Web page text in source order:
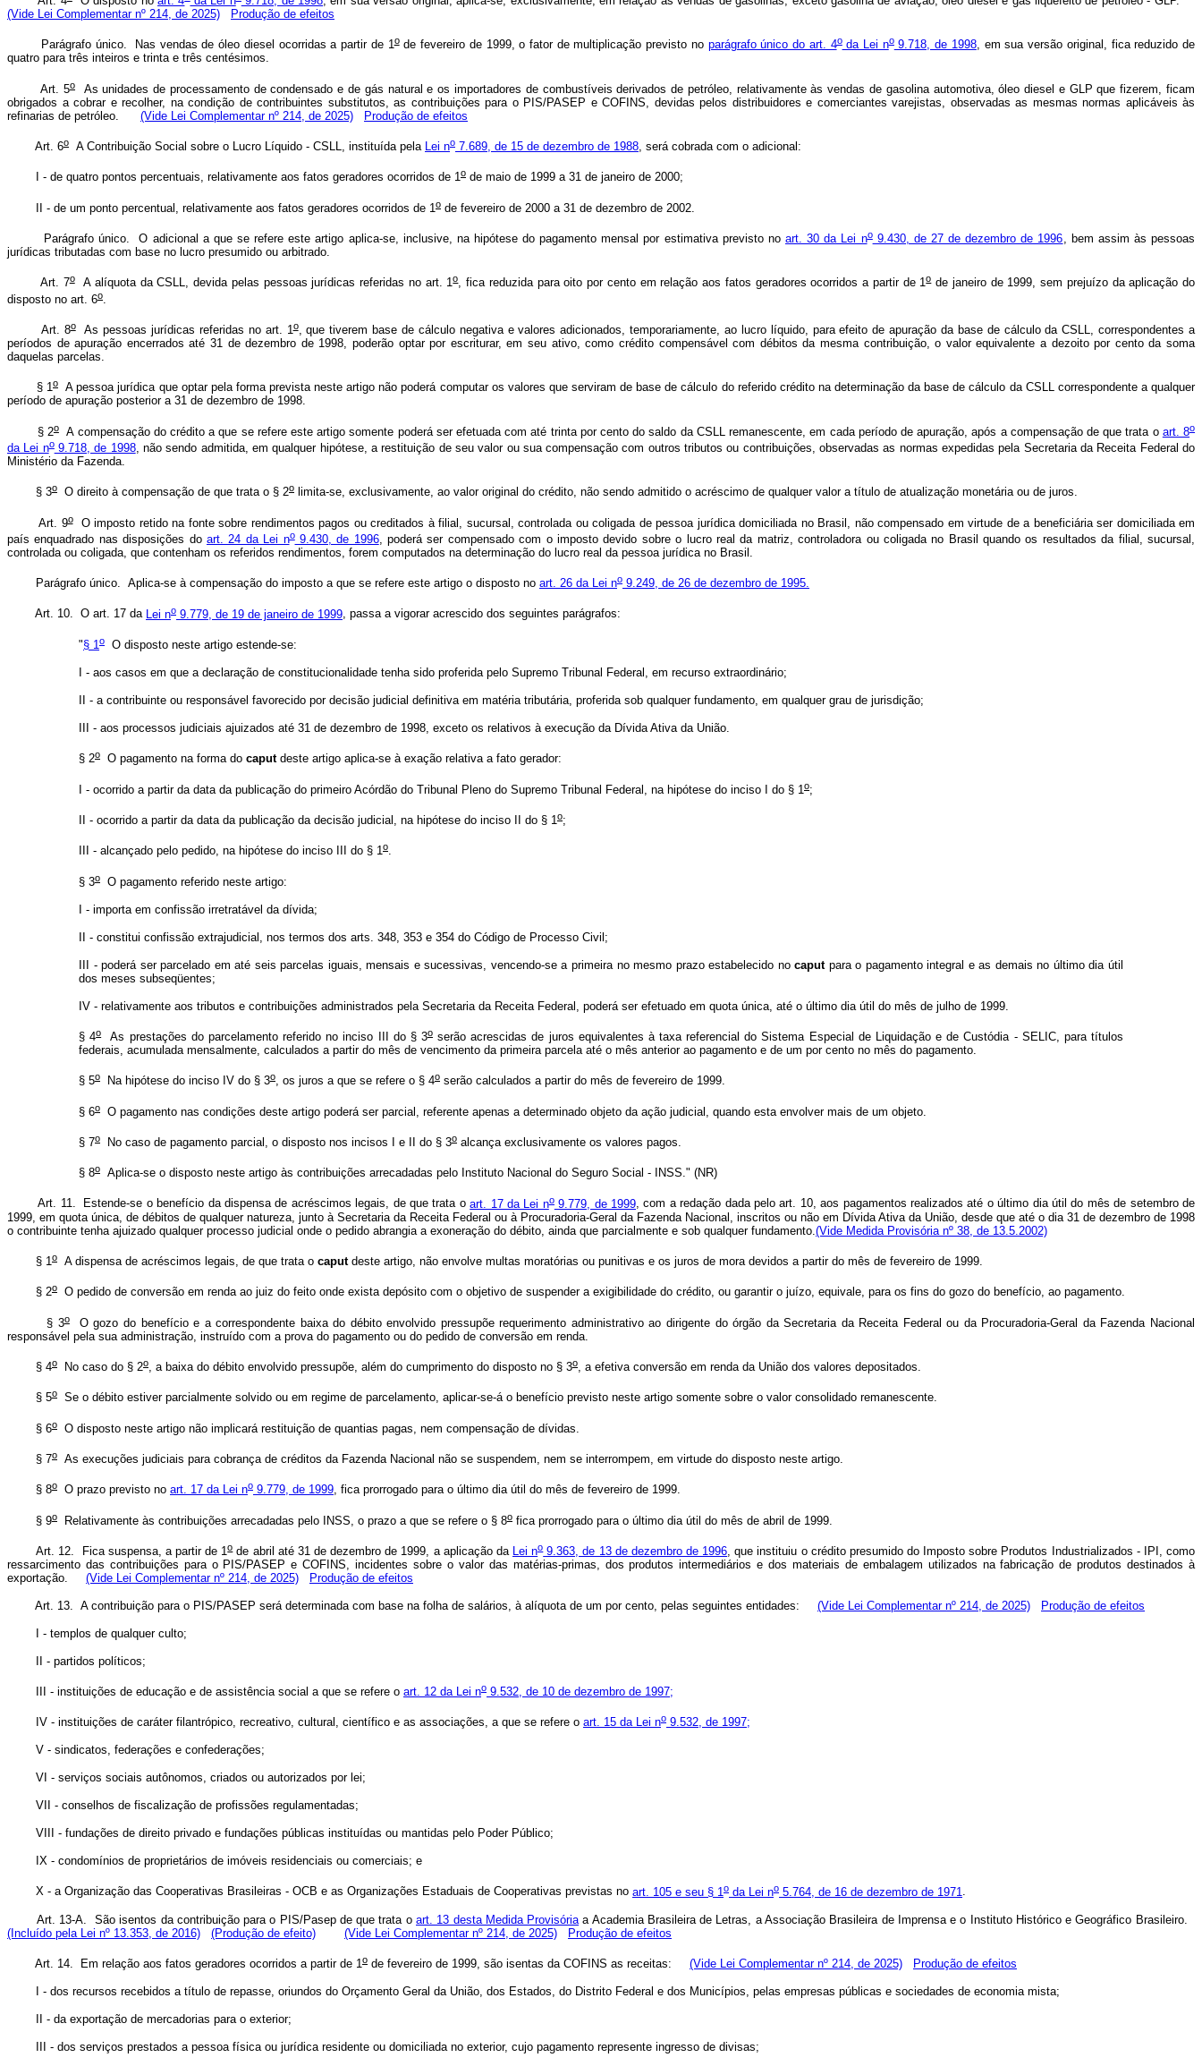
(Vide Lei Complementar nº 214, de 2025)
Produção de efeitos
Parágrafo único. Nas vendas de óleo diesel ocorridas a partir de 1ode fevereiro de 1999, o fator de multiplicação previsto no parágrafo único do art. 4oda Lei no9.718, de 1998, em sua versão original, fica reduzido de
quatro para três inteiros e trinta e três centésimos.
Art. 5o
As unidades de processamento de condensado e de gás natural e os importadores de combustíveis derivados de petróleo, relativamente às vendas de gasolina automotiva, óleo diesel e GLP que fizerem, ficam
obrigados a cobrar e recolher, na condição de contribuintes substitutos, as contribuições para o PIS/PASEP e COFINS, devidas pelos distribuidores e comerciantes varejistas, observadas as mesmas normas aplicáveis às
refinarias de petróleo. (Vide Lei Complementar nº 214, de 2025) Produção de efeitos
Art. 6o A Contribuição Social sobre o Lucro Líquido - CSLL, instituída pela Lei no 7.689, de 15 de dezembro de 1988, será cobrada com o adicional:
I - de quatro pontos percentuais, relativamente aos fatos geradores ocorridos de 1o de maio de 1999 a 31 de janeiro de 2000;
II - de um ponto percentual, relativamente aos fatos geradores ocorridos de 1o de fevereiro de 2000 a 31 de dezembro de 2002.
Parágrafo único. O adicional a que se refere este artigo aplica-se, inclusive, na hipótese do pagamento mensal por estimativa previsto noart. 30 da Lei no9.430, de 27 de dezembro de 1996, bem assim às pessoas
jurídicas tributadas com base no lucro presumido ou arbitrado.
Art. 7oA alíquota da CSLL, devida pelas pessoas jurídicas referidas no art. 1o, fica reduzida para oito por cento em relação aos fatos geradores ocorridos a partir de 1ode janeiro de 1999, sem prejuízo da aplicação do
disposto no art. 6o
Art. 8oAs pessoas jurídicas referidas no art. 1o, que tiverem base de cálculo negativa e valores adicionados, temporariamente, ao lucro líquido, para efeito de apuração da base de cálculo da CSLL, correspondentes a
períodos de apuração encerrados até 31 de dezembro de 1998, poderão optar por escriturar, em seu ativo, como crédito compensável com débitos da mesma contribuição, o valor equivalente a dezoito por cento da soma
daquelas parcelas.
§ 1o
A pessoa jurídica que optar pela forma prevista neste artigo não poderá computar os valores que serviram de base de cálculo do referido crédito na determinação da base de cálculo da CSLL correspondente a qualquer
período de apuração posterior a 31 de dezembro de 1998.
§ 2oA compensação do crédito a que se refere este artigo somente poderá ser efetuada com até trinta por cento do saldo da CSLL remanescente, em cada período de apuração, após a compensação de que trata o art. 8o
da Lei no9.718, de 1998, não sendo admitida, em qualquer hipótese, a restituição de seu valor ou sua compensação com outros tributos ou contribuições, observadas as normas expedidas pela Secretaria da Receita Federal do
Ministério da Fazenda.
§ 3o O direito à compensação de que trata o § 2o limita-se, exclusivamente, ao valor original do crédito, não sendo admitido o acréscimo de qualquer valor a título de atualização monetária ou de juros.
Art. 9oO imposto retido na fonte sobre rendimentos pagos ou creditados à filial, sucursal, controlada ou coligada de pessoa jurídica domiciliada no Brasil, não compensado em virtude de a beneficiária ser domiciliada em
país enquadrado nas disposições do art. 24 da Lei no9.430, de 1996, poderá ser compensado com o imposto devido sobre o lucro real da matriz, controladora ou coligada no Brasil quando os resultados da filial, sucursal,
controlada ou coligada, que contenham os referidos rendimentos, forem computados na determinação do lucro real da pessoa jurídica no Brasil.
Parágrafo único. Aplica-se à compensação do imposto a que se refere este artigo o disposto no art. 26 da Lei no 9.249, de 26 de dezembro de 1995.
Art. 10. O art. 17 da Lei no 9.779, de 19 de janeiro de 1999, passa a vigorar acrescido dos seguintes parágrafos:
"§ 1 o O disposto neste artigo estende-se:
I - aos casos em que a declaração de constitucionalidade tenha sido proferida pelo Supremo Tribunal Federal, em recurso extraordinário;
II - a contribuinte ou responsável favorecido por decisão judicial definitiva em matéria tributária, proferida sob qualquer fundamento, em qualquer grau de jurisdição;
III - aos processos judiciais ajuizados até 31 de dezembro de 1998, exceto os relativos à execução da Dívida Ativa da União.
§ 2o O pagamento na forma do caputdeste artigo aplica-se à exação relativa a fato gerador:
I - ocorrido a partir da data da publicação do primeiro Acórdão do Tribunal Pleno do Supremo Tribunal Federal, na hipótese do inciso I do § 1o;
II - ocorrido a partir da data da publicação da decisão judicial, na hipótese do inciso II do § 1 o;
III - alcançado pelo pedido, na hipótese do inciso III do § 1o.
§ 3o O pagamento referido neste artigo:
I - importa em confissão irretratável da dívida;
II - constitui confissão extrajudicial, nos termos dos arts. 348, 353 e 354 do Código de Processo Civil;
III - poderá ser parcelado em até seis parcelas iguais, mensais e sucessivas, vencendo-se a primeira no mesmo prazo estabelecido nocaputpara o pagamento integral e as demais no último dia útil
dos meses subseqüentes;
IV - relativamente aos tributos e contribuições administrados pela Secretaria da Receita Federal, poderá ser efetuado em quota única, até o último dia útil do mês de julho de 1999.
§ 4oAs prestações do parcelamento referido no inciso III do § 3oserão acrescidas de juros equivalentes à taxa referencial do Sistema Especial de Liquidação e de Custódia - SELIC, para títulos
federais, acumulada mensalmente, calculados a partir do mês de vencimento da primeira parcela até o mês anterior ao pagamento e de um por cento no mês do pagamento.
§ 5o Na hipótese do inciso IV do § 3o, os juros a que se refere o § 4o serão calculados a partir do mês de fevereiro de 1999.
§ 6o O pagamento nas condições deste artigo poderá ser parcial, referente apenas a determinado objeto da ação judicial, quando esta envolver mais de um objeto.
§ 7o No caso de pagamento parcial, o disposto nos incisos I e II do § 3o alcança exclusivamente os valores pagos.
§ 8o Aplica-se o disposto neste artigo às contribuições arrecadadas pelo Instituto Nacional do Seguro Social - INSS." (NR)
Art. 11. Estende-se o benefício da dispensa de acréscimos legais, de que trata oart. 17 da Lei no9.779, de 1999, com a redação dada pelo art. 10, aos pagamentos realizados até o último dia útil do mês de setembro de
1999, em quota única, de débitos de qualquer natureza, junto à Secretaria da Receita Federal ou à Procuradoria-Geral da Fazenda Nacional, inscritos ou não em Dívida Ativa da União, desde que até o dia 31 de dezembro de 1998
o contribuinte tenha ajuizado qualquer processo judicial onde o pedido abrangia a exoneração do débito, ainda que parcialmente e sob qualquer fundamento. (Vide Medida Provisória nº 38, de 13.5.2002)
§ 1 o A dispensa de acréscimos legais, de que trata o caputdeste artigo, não envolve multas moratórias ou punitivas e os juros de mora devidos a partir do mês de fevereiro de 1999.
§ 2o O pedido de conversão em renda ao juiz do feito onde exista depósito com o objetivo de suspender a exigibilidade do crédito, ou garantir o juízo, equivale, para os fins do gozo do benefício, ao pagamento.
§ 3oO gozo do benefício e a correspondente baixa do débito envolvido pressupõe requerimento administrativo ao dirigente do órgão da Secretaria da Receita Federal ou da Procuradoria-Geral da Fazenda Nacional
responsável pela sua administração, instruído com a prova do pagamento ou do pedido de conversão em renda.
§ 4o No caso do § 2o , a baixa do débito envolvido pressupõe, além do cumprimento do disposto no § 3o , a efetiva conversão em renda da União dos valores depositados.
§ 5o Se o débito estiver parcialmente solvido ou em regime de parcelamento, aplicar-se-á o benefício previsto neste artigo somente sobre o valor consolidado remanescente.
§ 6o O disposto neste artigo não implicará restituição de quantias pagas, nem compensação de dívidas.
§ 7o As execuções judiciais para cobrança de créditos da Fazenda Nacional não se suspendem, nem se interrompem, em virtude do disposto neste artigo.
§ 8o O prazo previsto no art. 17 da Lei no 9.779, de 1999, fica prorrogado para o último dia útil do mês de fevereiro de 1999.
§ 9o Relativamente às contribuições arrecadadas pelo INSS, o prazo a que se refere o § 8o fica prorrogado para o último dia útil do mês de abril de 1999.
Art. 12. Fica suspensa, a partir de 1ode abril até 31 de dezembro de 1999, a aplicação da Lei no9.363, de 13 de dezembro de 1996 , que instituiu o crédito presumido do Imposto sobre Produtos Industrializados - IPI, como
ressarcimento das contribuições para o PIS/PASEP e COFINS, incidentes sobre o valor das matérias-primas, dos produtos intermediários e dos materiais de embalagem utilizados na fabricação de produtos destinados à
exportação. (Vide Lei Complementar nº 214, de 2025) Produção de efeitos
Art. 13. A contribuição para o PIS/PASEP será determinada com base na folha de salários, à alíquota de um por cento, pelas seguintes entidades: (Vide Lei Complementar nº 214, de 2025) Produção de efeitos
I - templos de qualquer culto;
II - partidos políticos;
III - instituições de educação e de assistência social a que se refere o art. 12 da Lei no 9.532, de 10 de dezembro de 1997;
IV - instituições de caráter filantrópico, recreativo, cultural, científico e as associações, a que se refere o art. 15 da Lei no 9.532, de 1997;
V - sindicatos, federações e confederações;
VI - serviços sociais autônomos, criados ou autorizados por lei;
VII - conselhos de fiscalização de profissões regulamentadas;
VIII - fundações de direito privado e fundações públicas instituídas ou mantidas pelo Poder Público;
IX - condomínios de proprietários de imóveis residenciais ou comerciais; e
X - a Organização das Cooperativas Brasileiras - OCB e as Organizações Estaduais de Cooperativas previstas no art. 105 e seu § 1 o da Lei no 5.764, de 16 de dezembro de 1971 .
Art. 13-A. São isentos da contribuição para o PIS/Pasep de que trata oart. 13 desta Medida Provisória a Academia Brasileira de Letras, a Associação Brasileira de Imprensa e o Instituto Histórico e Geográfico Brasileiro.
(Incluído pela Lei nº 13.353, de 2016)
(Produção de efeito) (Vide Lei Complementar nº 214, de 2025) Produção de efeitos
Art. 14. Em relação aos fatos geradores ocorridos a partir de 1o de fevereiro de 1999, são isentas da COFINS as receitas: (Vide Lei Complementar nº 214, de 2025) Produção de efeitos
I - dos recursos recebidos a título de repasse, oriundos do Orçamento Geral da União, dos Estados, do Distrito Federal e dos Municípios, pelas empresas públicas e sociedades de economia mista;
II - da exportação de mercadorias para o exterior;
III - dos serviços prestados a pessoa física ou jurídica residente ou domiciliada no exterior, cujo pagamento represente ingresso de divisas;